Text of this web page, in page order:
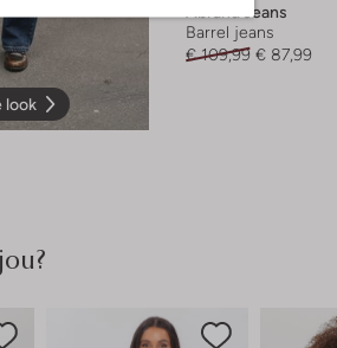
look
Abrand Jeans
Barrel jeans
€ 109,99 € 87,99